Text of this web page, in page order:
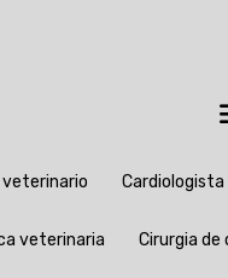
veterinario
veterinaria Cirurgia